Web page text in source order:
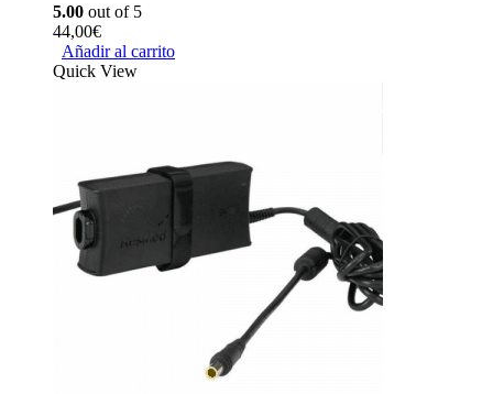
5.00 out of 5
44,00€
Añadir al carrito
Quick View